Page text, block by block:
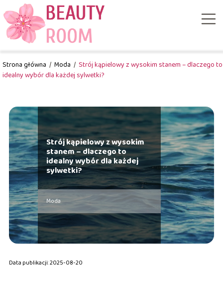
Strona główna / Moda / Strój kąpielowy z wysokim stanem – dlaczego to
idealny wybór dla każdej sylwetki?
Strój kąpielowy z wysokim
stanem – dlaczego to
idealny wybór dla każdej
sylwetki?
Moda
Data publikacji: 2025-08-20